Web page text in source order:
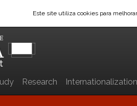
Este site utiliza cookies para
Research Internationalization